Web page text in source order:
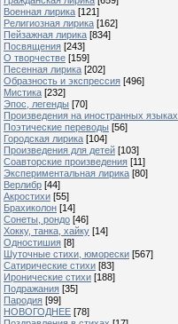
Военная лирика [121]
Религиозная лирика [162]
Пейзажная лирика [834]
Посвящения [243]
О творчестве [159]
Песенная лирика [202]
Образность и экспрессия [496]
Мистика [232]
Эпос, легенды [70]
Произведения на иностранных языках
Поэтические переводы [56]
Городская лирика [104]
Произведения для детей [103]
Соавторские произведения [11]
Экспериментальная лирика [80]
Верлибр [44]
Акростихи [55]
Брахиколон [14]
Сонеты, рондо [46]
Хокку, танка, хайку [14]
Одностишия [8]
Шуточные стихи, юморески [567]
Сатирические стихи [83]
Иронические стихи [188]
Подражания [35]
Пародия [99]
НОВОГОДНЕЕ [78]